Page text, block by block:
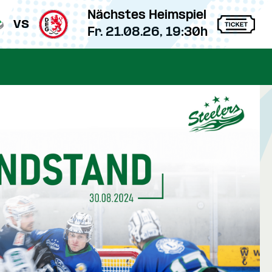
vs
Nächstes Heimspiel
Fr. 21.08.26, 19:30h